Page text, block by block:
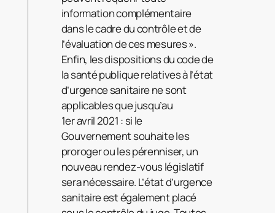
information complémentaire
dans le cadre du contrôle et de
l’évaluation de ces mesures ».
Enfin, les dispositions du code de
la santé publique relatives à l’état
d’urgence sanitaire ne sont
applicables que jusqu’au
1er avril 2021 : si le
Gouvernement souhaite les
proroger ou les pérenniser, un
nouveau rendez-vous législatif
sera nécessaire. L’état d’urgence
sanitaire est également placé